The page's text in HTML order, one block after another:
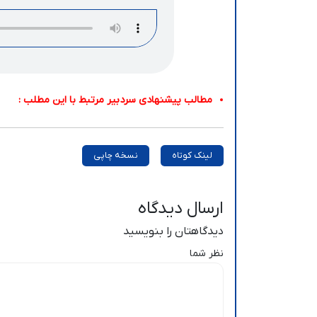
مطالب پیشنهادی سردبیر مرتبط با این مطلب :
لینک کوتاه نسخه چاپی
ارسال دیدگاه
دیدگاهتان را بنویسید
نظر شما